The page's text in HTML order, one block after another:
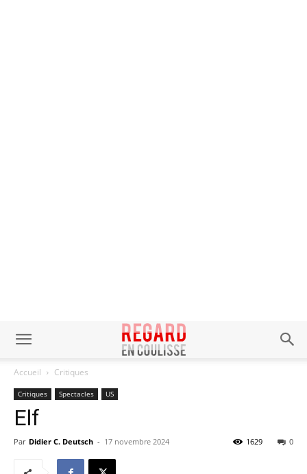
Accueil Critiques
Critiques Spectacles US
Elf
Par Didier C. Deutsch - 17 novembre 2024 0
1629